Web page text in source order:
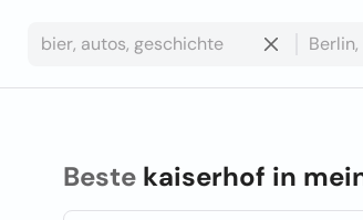
Beste kaiserhof in